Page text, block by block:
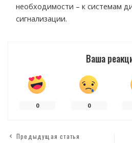
необходимости – к системам
сигнализации.
Ваша
0 0
Предыдущая статья